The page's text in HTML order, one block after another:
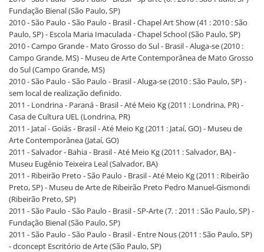
Fundação Bienal (São Paulo, SP)
2010 - São Paulo - São Paulo - Brasil - Chapel Art Show (41 : 2010 : São
Paulo, SP) - Escola Maria Imaculada - Chapel School (São Paulo, SP)
2010 - Campo Grande - Mato Grosso do Sul - Brasil - Aluga-se (2010 :
Campo Grande, MS) - Museu de Arte Contemporânea de Mato Grosso
do Sul (Campo Grande, MS)
2010 - São Paulo - São Paulo - Brasil - Aluga-se (2010 : São Paulo, SP) -
sem local de realização definido.
2011 - Londrina - Paraná - Brasil - Até Meio Kg (2011 : Londrina, PR) -
Casa de Cultura UEL (Londrina, PR)
2011 - Jataí - Goiás - Brasil - Até Meio Kg (2011 : Jataí, GO) - Museu de
Arte Contemporânea (Jataí, GO)
2011 - Salvador - Bahia - Brasil - Até Meio Kg (2011 : Salvador, BA) -
Museu Eugênio Teixeira Leal (Salvador, BA)
2011 - Ribeirão Preto - São Paulo - Brasil - Até Meio Kg (2011 : Ribeirão
Preto, SP) - Museu de Arte de Ribeirão Preto Pedro Manuel-Gismondi
(Ribeirão Preto, SP)
2011 - São Paulo - São Paulo - Brasil - SP-Arte (7. : 2011 : São Paulo, SP) -
Fundação Bienal (São Paulo, SP)
2011 - São Paulo - São Paulo - Brasil - Entre Nous (2011 : São Paulo, SP)
- dconcept Escritório de Arte (São Paulo, SP)